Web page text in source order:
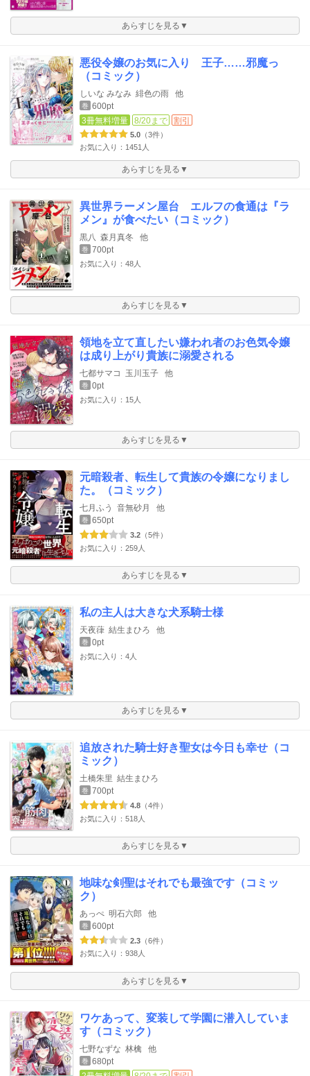
あらすじを見る▼
悪役令嬢のお気に入り 王子……邪魔っ
（コミック）
しいな みなみ 緋色の雨 他
巻 600pt
3冊無料増量
8/20まで 割引
5.0 （3件）
お気に入り：1451人
あらすじを見る▼
異世界ラーメン屋台 エルフの食通は『ラ
メン』が食べたい（コミック）
黒八 森月真冬 他
巻 700pt
お気に入り：48人
あらすじを見る▼
領地を立て直したい嫌われ者のお色気令嬢
は成り上がり貴族に溺愛される
七都サマコ 玉川玉子 他
巻 0pt
お気に入り：15人
あらすじを見る▼
元暗殺者、転生して貴族の令嬢になりまし
た。（コミック）
七月ふう 音無砂月 他
巻 650pt
3.2 （5件）
お気に入り：259人
あらすじを見る▼
私の主人は大きな犬系騎士様
天夜葎 結生まひろ 他
巻 0pt
お気に入り：4人
あらすじを見る▼
追放された騎士好き聖女は今日も幸せ（コ
ミック）
土橋朱里 結生まひろ
巻 700pt
4.8 （4件）
お気に入り：518人
あらすじを見る▼
地味な剣聖はそれでも最強です（コミッ
ク）
あっぺ 明石六郎 他
巻 600pt
2.3 （6件）
お気に入り：938人
あらすじを見る▼
ワケあって、変装して学園に潜入していま
す（コミック）
七野なずな 林檎 他
巻 680pt